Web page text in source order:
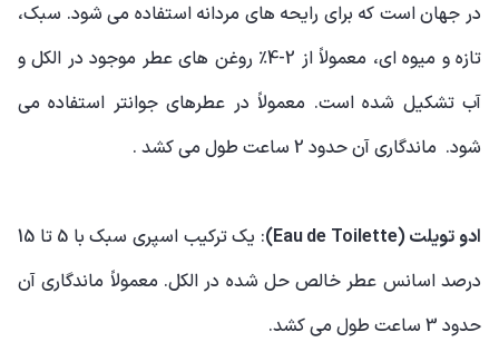
در جهان است که برای رایحه های مردانه استفاده می شود. سبک،
تازه و میوه ای، معمولاً از 2-4٪ روغن های عطر موجود در الکل و
آب تشکیل شده است. معمولاً در عطرهای جوانتر استفاده می
شود. ماندگاری آن حدود 2 ساعت طول می کشد .
ادو تویلت (Eau de Toilette)
: یک ترکیب اسپری سبک با 5 تا 15
درصد اسانس عطر خالص حل شده در الکل. معمولاً ماندگاری آن
حدود 3 ساعت طول می کشد.